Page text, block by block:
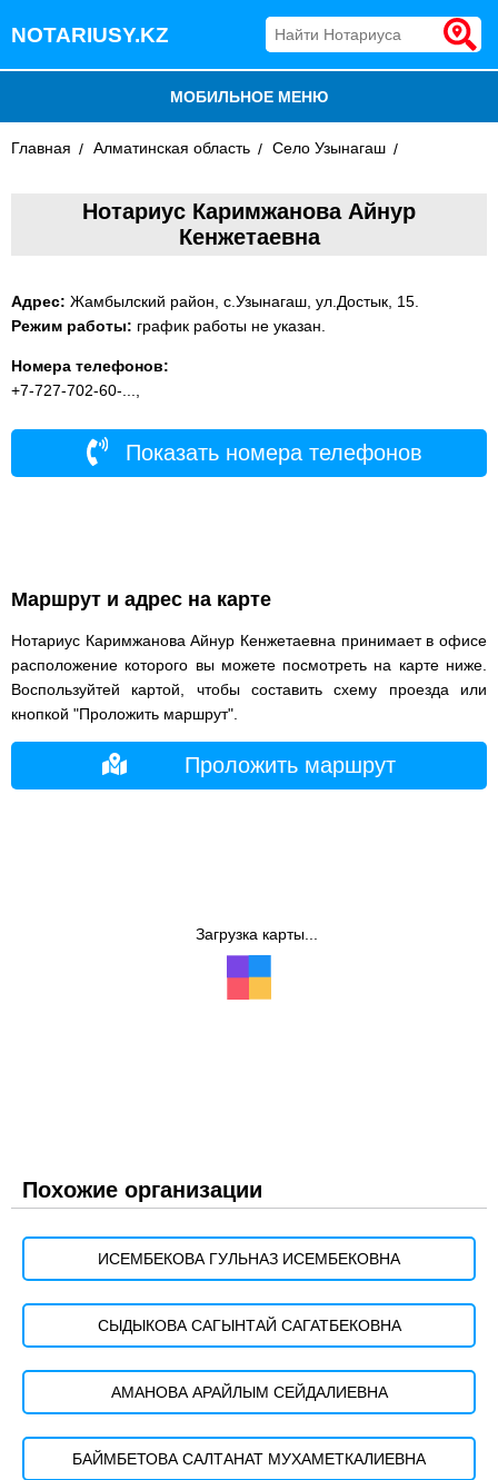
NOTARIUSY.KZ
МОБИЛЬНОЕ МЕНЮ
БЛОГ
ДОБАВИТЬ КОМПАНИЮ
Главная Алматинская область Село Узынагаш
Нотариус Каримжанова Айнур
Кенжетаевна
Адрес: Жамбылский район, с.Узынагаш, ул.Достык, 15.
Режим работы: график работы не указан.
Номера телефонов:
+7-727-702-60-...,
Показать номера телефонов
Маршрут и адрес на карте
Нотариус Каримжанова Айнур Кенжетаевна принимает в офисе
расположение которого вы можете посмотреть на карте ниже.
Воспользуйтей картой, чтобы составить схему проезда или
кнопкой "Проложить маршрут".
Проложить маршрут
Загрузка карты...
Похожие организации
ИСЕМБЕКОВА ГУЛЬНАЗ ИСЕМБЕКОВНА
СЫДЫКОВА САГЫНТАЙ САГАТБЕКОВНА
АМАНОВА АРАЙЛЫМ СЕЙДАЛИЕВНА
БАЙМБЕТОВА САЛТАНАТ МУХАМЕТКАЛИЕВНА